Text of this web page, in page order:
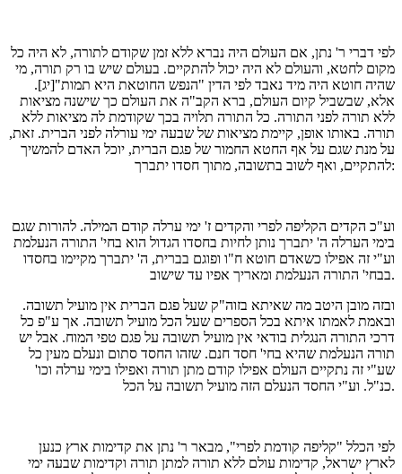
לפי דברי ר' נתן, אם העולם היה נברא ללא זמן שקודם לתורה, לא היה כל
מקום לחטא, והעולם לא היה יכול להתקיים. בעולם שיש בו רק תורה, מי
שהיה חוטא היה מיד נאבד לפי הדין "הנפש החוטאת היא תמות"[יג].
אלא, שבשביל קיום העולם, ברא הקב"ה את העולם כך שישנה מציאות
ללא תורה לפני התורה. כל התורה תלויה בכך שקודמת לה מציאות ללא
תורה. באותו אופן, קיימת מציאות של שבעה ימי עורלה לפני הברית. זאת,
על מנת שגם על אף החטא החמור של פגם הברית, יוכל האדם להמשיך
להתקיים, ואף לשוב בתשובה, מתוך חסדו יתברך:
וע"כ הקדים הקליפה לפרי והקדים ז' ימי ערלה קודם המילה. להורות שגם
בימי הערלה ה' יתברך נותן לחיות בחסדו הגדול הוא בחי' התורה הנעלמת
וע"י זה אפילו כשאדם חוטא ח"ו ופוגם בברית, ה' יתברך מקיימו בחסדו
בבחי' התורה הנעלמת ומאריך אפיו עד שישוב.
ובזה מובן היטב מה שאיתא בזוה"ק שעל פגם הברית אין מועיל תשובה.
ובאמת לאמתו איתא בכל הספרים שעל הכל מועיל תשובה. אך ע"פ כל
דרכי התורה הנגלית בודאי אין מועיל תשובה על פגם טפי המוח. אבל יש
תורה הנעלמת שהיא בחי' חסד חנם. שזהו החסד סתום ונעלם מעין כל
שע"י זה נתקיים העולם אפילו קודם מתן תורה ואפילו בימי ערלה וכו'
כנ"ל. וע"י החסד הנעלם הזה מועיל תשובה על הכל.
לפי הכלל "קליפה קודמת לפרי", מבאר ר' נתן את קדימות ארץ כנען
לארץ ישראל, קדימות עולם ללא תורה למתן תורה וקדימות שבעה ימי